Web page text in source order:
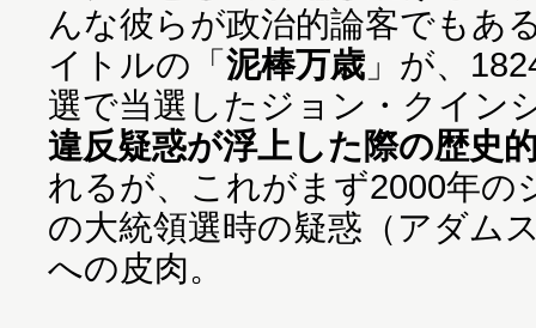
んな彼らが政治的論客でもあ
イトルの「泥棒万歳 」が、
選で当選したジョン・クイン
違反疑惑が浮上した際の歴史
れるが、これがまず2000年の
の大統領選時の疑惑（アダム
への皮肉。